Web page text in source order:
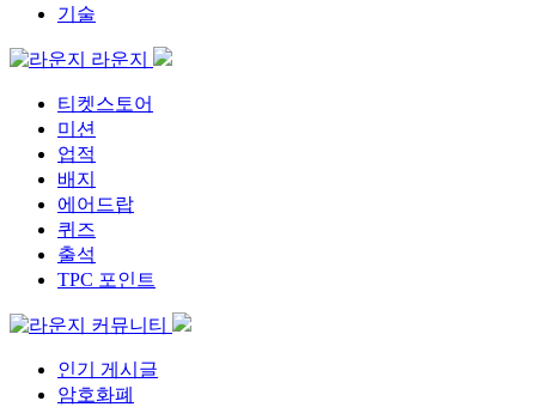
기술
라운지
티켓스토어
미션
업적
배지
에어드랍
퀴즈
출석
TPC 포인트
커뮤니티
인기 게시글
암호화폐